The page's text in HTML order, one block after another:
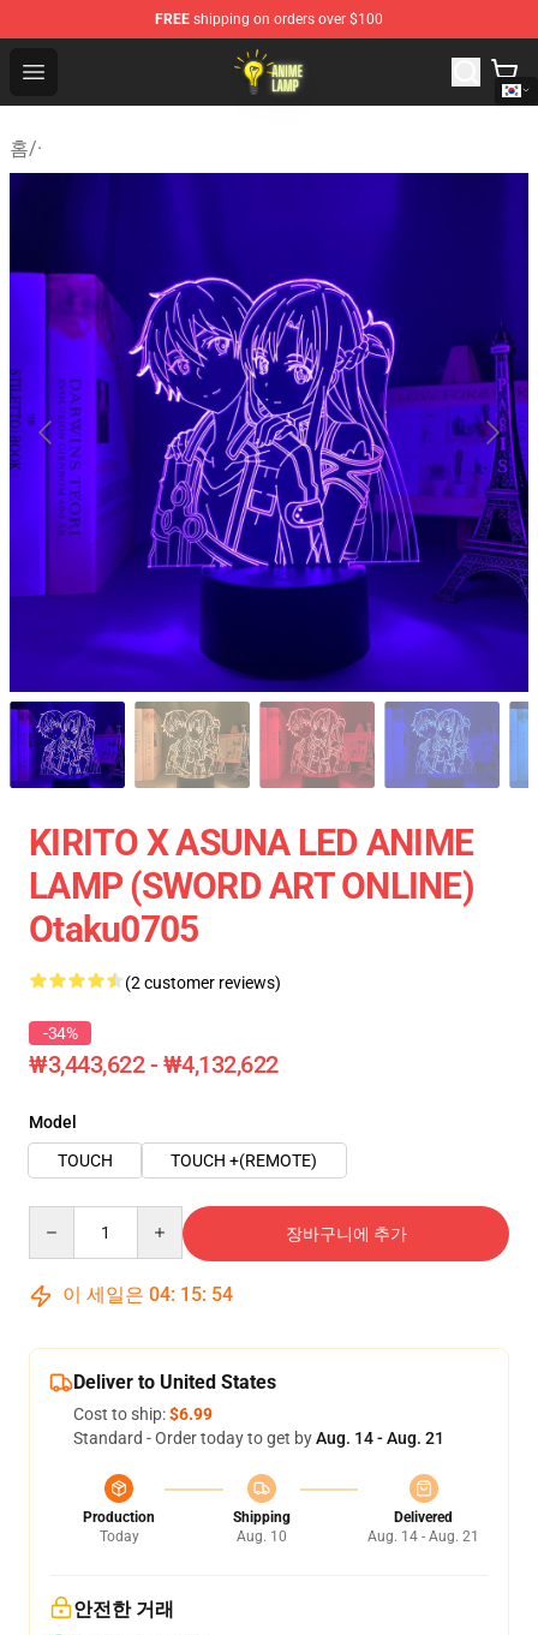
FREE shipping on orders over $100
Open menu
Anime Lamp Shop - The Best Store of Anime Lamp
홈/·
KIRITO X ASUNA LED ANIME
LAMP (SWORD ART ONLINE)
Otaku0705
(2 customer reviews)
-34%
₩3,443,622 - ₩4,132,622
Model
TOUCH
TOUCH +(REMOTE)
장바구니에 추가
이 세일은 04: 15: 54
Deliver to United States
Cost to ship:$6.99
Standard - Order today to get byAug. 14 - Aug. 21
Production
Today
Shipping
Aug. 10
Delivered
Aug. 14 - Aug. 21
안전한 거래